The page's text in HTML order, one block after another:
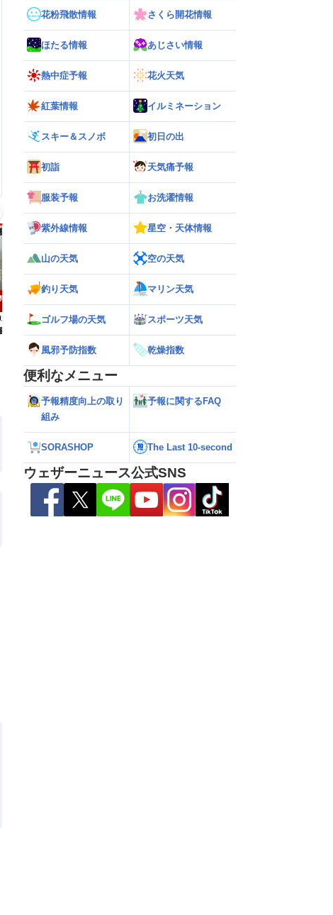
年】台風の目に入る直
最大瞬間風速42.2m/s観
猛烈な暴風になるおそれ
【台風13号 2026】大型で強い台風13号
（7日10時現在）
花粉飛散情報 さくら開花情報
ほたる情報 あじさい情報
熱中症予報 花火天気
紅葉情報 イルミネーション
スキー＆スノボ 初日の出
初詣 天気痛予報
服装予報 お洗濯情報
紫外線情報 星空・天体情報
山の天気 空の天気
釣り天気 マリン天気
ゴルフ場の天気 スポーツ天気
風邪予防指数 乾燥指数
便利なメニュー
予報精度向上の取り
組み
予報に関するFAQ
SORASHOP The Last 10-second
ウェザーニュース公式SNS